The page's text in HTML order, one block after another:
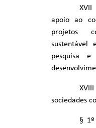
apoio ao
projetos
sustentável
pesquisa
sociedades
§